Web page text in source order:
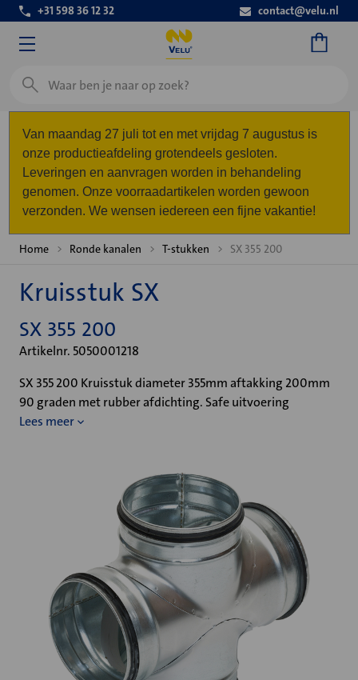
+31 598 36 12 32 contact@velu.nl
Zoeken
Van maandag 27 juli tot en met vrijdag 7 augustus is
onze productieafdeling grotendeels gesloten.
Leveringen en aanvragen worden in behandeling
genomen. Onze voorraadartikelen worden gewoon
verzonden. We wensen iedereen een fijne vakantie!
Home Ronde kanalen T-stukken SX 355 200
Kruisstuk SX
SX 355 200
Artikelnr. 5050001218
SX 355 200 Kruisstuk diameter 355mm aftakking 200mm
90 graden met rubber afdichting. Safe uitvoering
Lees meer